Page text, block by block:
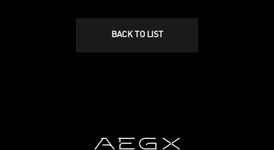
BACK TO LIST